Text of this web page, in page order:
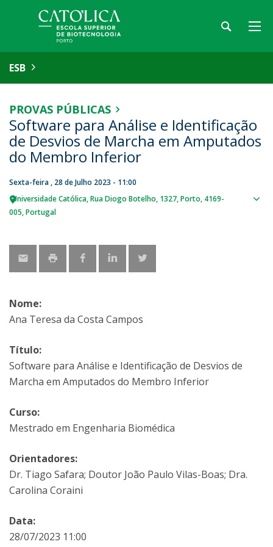
ESB
PROVAS PÚBLICAS
Software para Análise e Identificação
de Desvios de Marcha em Amputados
do Membro Inferior
Sexta-feira , 28 de Julho 2023 - 11:00
Universidade Católica Rua Diogo Botelho, 1327 Porto 4169-
005 Portugal
Nome:
Ana Teresa da Costa Campos
Título:
Software para Análise e Identificação de Desvios de
Marcha em Amputados do Membro Inferior
Curso:
Mestrado em Engenharia Biomédica
Orientadores:
Dr. Tiago Safara; Doutor João Paulo Vilas-Boas; Dra.
Carolina Coraini
Data:
28/07/2023 11:00